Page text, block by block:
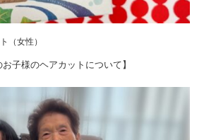
（女性）
子様のヘアカットについて】